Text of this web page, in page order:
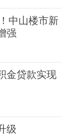
中山楼市新
强
金贷款实现
级